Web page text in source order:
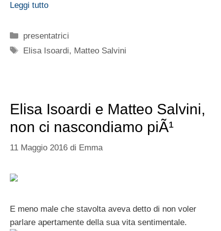
Leggi tutto
Categorie
presentatrici
Tag
Elisa Isoardi, Matteo Salvini
Elisa Isoardi e Matteo Salvini,
non ci nascondiamo piÃ¹
11 Maggio 2016 di Emma
E meno male che stavolta aveva detto di non voler
parlare apertamente della sua vita sentimentale.